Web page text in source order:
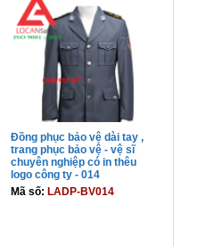
Đồng phục bảo vệ dài tay ,
trang phục bảo vệ - vệ sĩ
chuyên nghiệp có in thêu
logo công ty - 014
Mã số: LADP-BV014